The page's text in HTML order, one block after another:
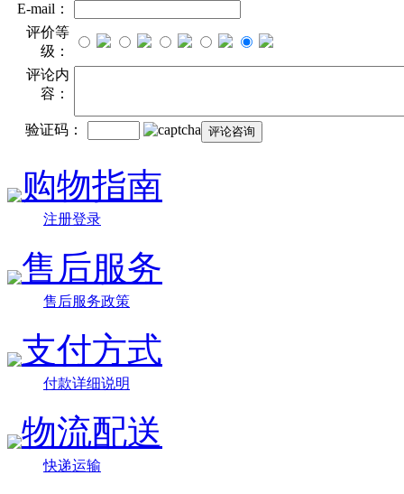
E-mail：
评价等
级：
评论内
容：
验证码：
购物指南
注册登录
售后服务
售后服务政策
支付方式
付款详细说明
物流配送
快递运输